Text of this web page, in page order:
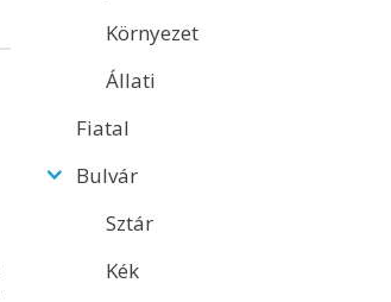
Környezet
Állati
Fiatal
Bulvár
Sztár
Kék